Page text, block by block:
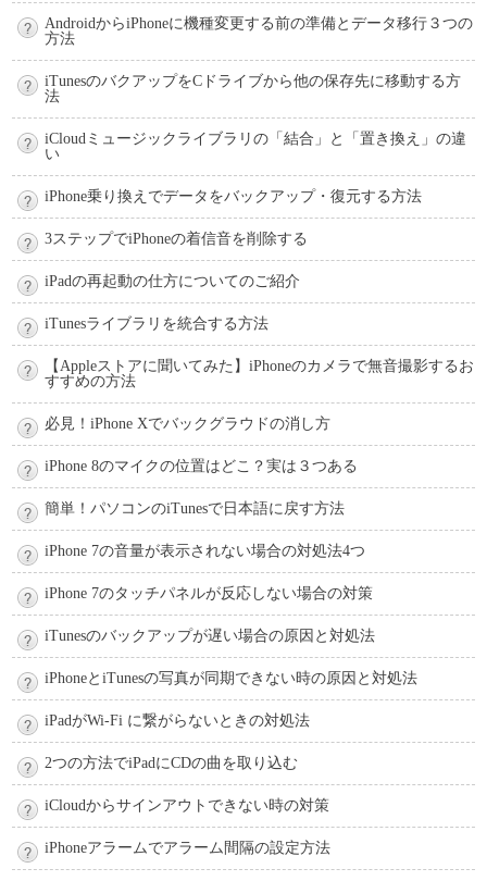
AndroidからiPhoneに機種変更する前の準備とデータ移行３つの
方法
iTunesのバクアップをCドライブから他の保存先に移動する方
法
iCloudミュージックライブラリの「結合」と「置き換え」の違
い
iPhone乗り換えでデータをバックアップ・復元する方法
3ステップでiPhoneの着信音を削除する
iPadの再起動の仕方についてのご紹介
iTunesライブラリを統合する方法
【Appleストアに聞いてみた】iPhoneのカメラで無音撮影するお
すすめの方法
必見！iPhone Xでバックグラウドの消し方
iPhone 8のマイクの位置はどこ？実は３つある
簡単！パソコンのiTunesで日本語に戻す方法
iPhone 7の音量が表示されない場合の対処法4つ
iPhone 7のタッチパネルが反応しない場合の対策
iTunesのバックアップが遅い場合の原因と対処法
iPhoneとiTunesの写真が同期できない時の原因と対処法
iPadがWi-Fi に繋がらないときの対処法
2つの方法でiPadにCDの曲を取り込む
iCloudからサインアウトできない時の対策
iPhoneアラームでアラーム間隔の設定方法